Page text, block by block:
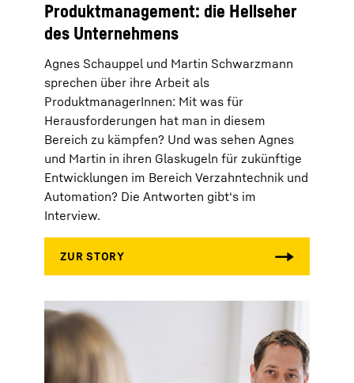
Produktmanagement: die Hellseher
des Unternehmens
Agnes Schauppel und Martin Schwarzmann
sprechen über ihre Arbeit als
ProduktmanagerInnen: Mit was für
Herausforderungen hat man in diesem
Bereich zu kämpfen? Und was sehen Agnes
und Martin in ihren Glaskugeln für zukünftige
Entwicklungen im Bereich Verzahntechnik und
Automation? Die Antworten gibt‘s im
Interview.